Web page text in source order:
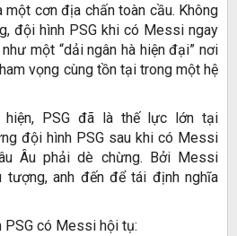
một cơn địa chấn toàn cầu. Không
đội hình PSG khi có Messi ngay
một “dải ngân hà hiện đại” nơi
vọng cùng tồn tại trong một hệ
PSG đã là thế lực lớn tại
đội hình PSG sau khi có Messi
Âu phải dè chừng. Bởi Messi
tượng, anh đến để tái định nghĩa
có Messi hội tụ: